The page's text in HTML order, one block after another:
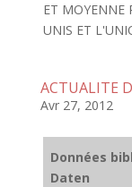
ET MOYENNE
UNIS ET
ACTUALITE
Avr 27, 2012
Données
Daten